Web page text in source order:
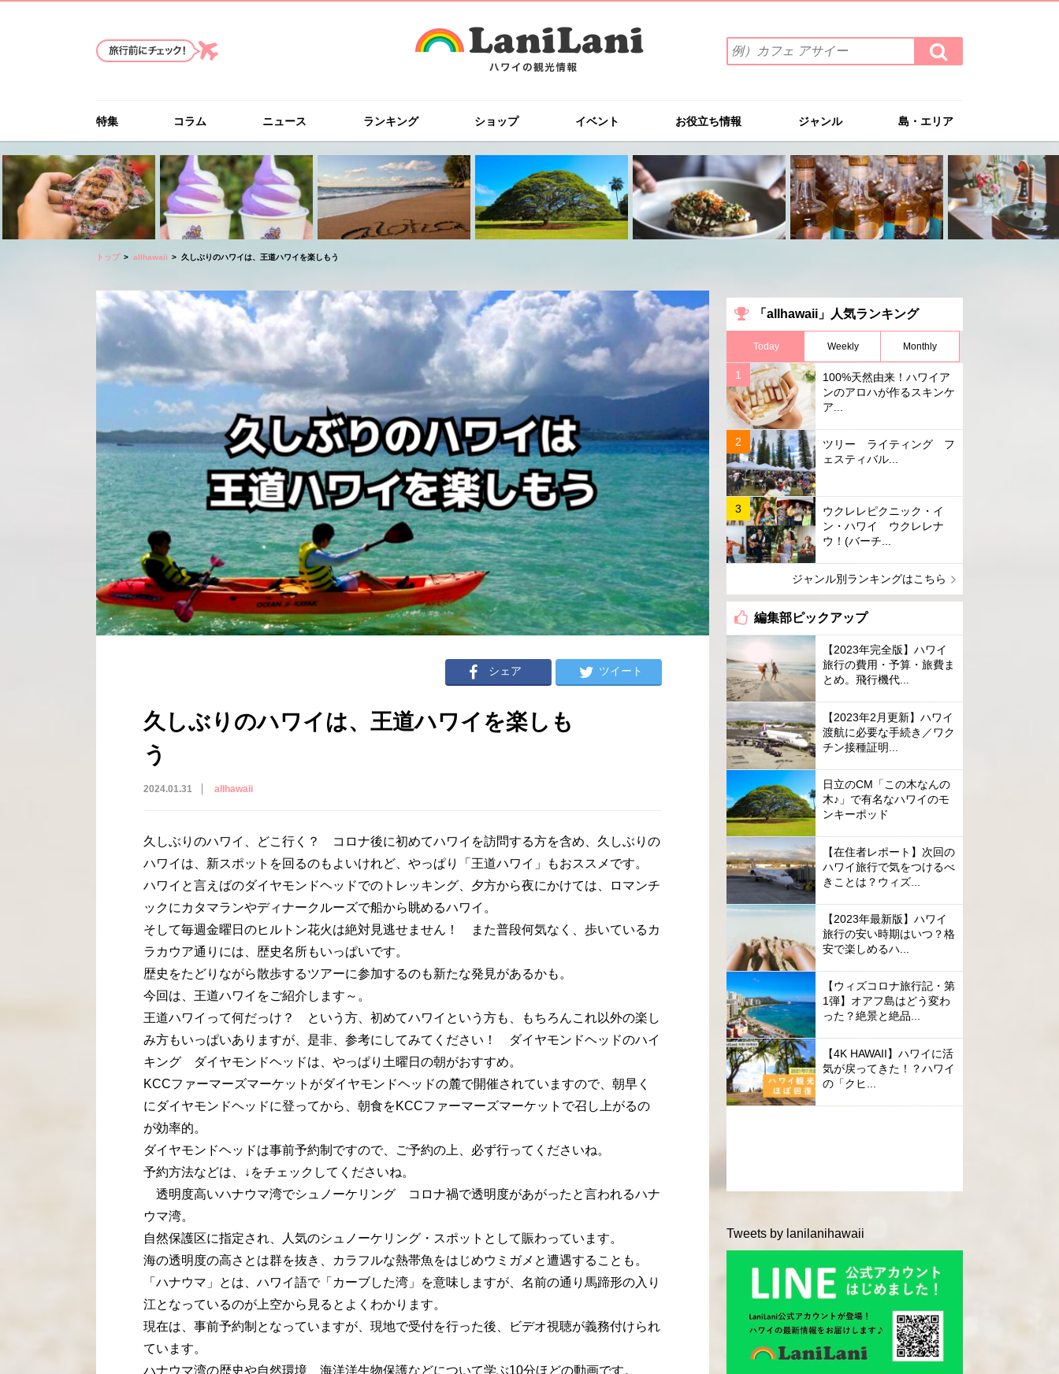
索
ワ
を
入
力
(例）
カ
フ
ェ
イ
ー
検
索
す
特集 コラム ニュース ランキング ショップ イベント お役立ち情報 ジャンル 島・エリア
トップ allhawaii 久しぶりのハワイは、王道ハワイを楽しもう
シェア ツイート
久しぶりのハワイは、王道ハワイを楽しも
う
2024.01.31 allhawaii
久しぶりのハワイ、どこ行く？ コロナ後に初めてハワイを訪問する方を含め、久しぶりの
ハワイは、新スポットを回るのもよいけれど、やっぱり「王道ハワイ」もおススメです。
ハワイと言えばのダイヤモンドヘッドでのトレッキング、夕方から夜にかけては、ロマンチ
ックにカタマランやディナークルーズで船から眺めるハワイ。
そして毎週金曜日のヒルトン花火は絶対見逃せません！ また普段何気なく、歩いているカ
ラカウア通りには、歴史名所もいっぱいです。
歴史をたどりながら散歩するツアーに参加するのも新たな発見があるかも。
今回は、王道ハワイをご紹介します～。
王道ハワイって何だっけ？ という方、初めてハワイという方も、もちろんこれ以外の楽し
み方もいっぱいありますが、是非、参考にしてみてください！ ダイヤモンドヘッドのハイ
キング ダイヤモンドヘッドは、やっぱり土曜日の朝がおすすめ。
KCCファーマーズマーケットがダイヤモンドヘッドの麓で開催されていますので、朝早く
にダイヤモンドヘッドに登ってから、朝食をKCCファーマーズマーケットで召し上がるの
が効率的。
ダイヤモンドヘッドは事前予約制ですので、ご予約の上、必ず行ってくださいね。
予約方法などは、↓をチェックしてくださいね。
透明度高いハナウマ湾でシュノーケリング コロナ禍で透明度があがったと言われるハナ
ウマ湾。
自然保護区に指定され、人気のシュノーケリング・スポットとして賑わっています。
海の透明度の高さとは群を抜き、カラフルな熱帯魚をはじめウミガメと遭遇することも。
「ハナウマ」とは、ハワイ語で「カーブした湾」を意味しますが、名前の通り馬蹄形の入り
江となっているのが上空から見るとよくわかります。
現在は、事前予約制となっていますが、現地で受付を行った後、ビデオ視聴が義務付けられ
ています。
ハナウマ湾の歴史や自然環境、海洋洋生物保護などについて学ぶ10分ほどの動画です。
「allhawaii」人気ランキング
Today Weekly Monthly
100%天然由来！ハワイア
ンのアロハが作るスキンケ
ア...
ツリー ライティング フ
ェスティバル...
ウクレレピクニック・イ
ン・ハワイ ウクレレナ
ウ！(バーチ...
ジャンル別ランキングはこちら
編集部ピックアップ
【2023年完全版】ハワイ
旅行の費用・予算・旅費ま
とめ。飛行機代...
【2023年2月更新】ハワイ
渡航に必要な手続き／ワク
チン接種証明...
日立のCM「この木なんの
木♪」で有名なハワイのモ
ンキーポッド
【在住者レポート】次回の
ハワイ旅行で気をつけるべ
きことは？ウィズ...
【2023年最新版】ハワイ
旅行の安い時期はいつ？格
安で楽しめるハ...
【ウィズコロナ旅行記・第
1弾】オアフ島はどう変わ
った？絶景と絶品...
【4K HAWAII】ハワイに活
気が戻ってきた！？ハワイ
の「クヒ...
Tweets by lanilanihawaii